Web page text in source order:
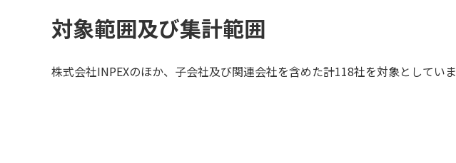
対象範囲及び集計範囲
株式会社INPEXのほか、子会社及び関連会社を含めた計118社を対象としてい